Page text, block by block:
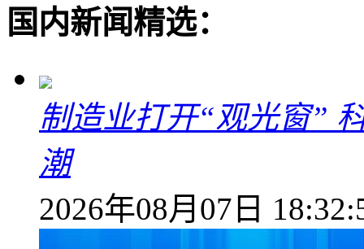
国内新闻精选：
制造业打开“观光窗”
潮
2026年08月07日